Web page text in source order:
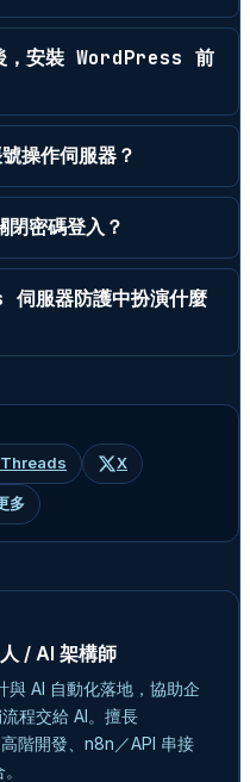
，安裝 WordPress 前
操作伺服器？
密碼登入？
服器防護中扮演什麼
Threads X
多
/ AI 架構師
與 AI 自動化落地，協助企
程交給 AI。擅長
階開發、n8n／API 串接